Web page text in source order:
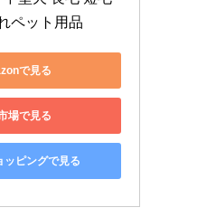
ペット用品
で見る
場で見る
ッピングで見る